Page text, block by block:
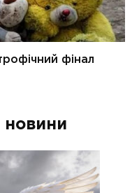
новини